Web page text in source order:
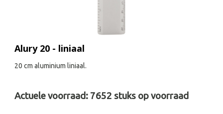
Alury 20 - liniaal
20 cm aluminium liniaal.
Actuele voorraad: 7652 stuks op voorraad